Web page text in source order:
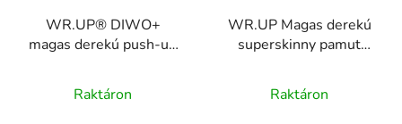
WR.UP® DIWO+
magas derekú push-up
WRUP2HC005REC
Raktáron
WR.UP Magas derekú
superskinny pamut
WRUP2BHS2518
Raktáron